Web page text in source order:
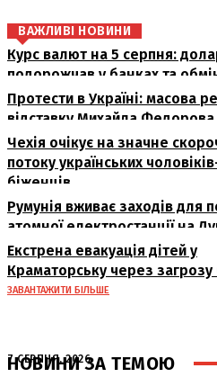
ВАЖЛИВІ НОВИНИ
Курс валют на 5 серпня:
подорожчав у банках та
Протести в Україні: масова
відставку Михайла Федорова
Чехія очікує на значне
потоку українських
біженців
Румунія вживає заходів для
атомної електростанції на
Екстрена евакуація дітей у
Краматорську через загрозу
ЗАВАНТАЖИТИ БІЛЬШЕ
НОВИНИ ЗА ТЕМОЮ
7 СЕРПНЯ, 2026